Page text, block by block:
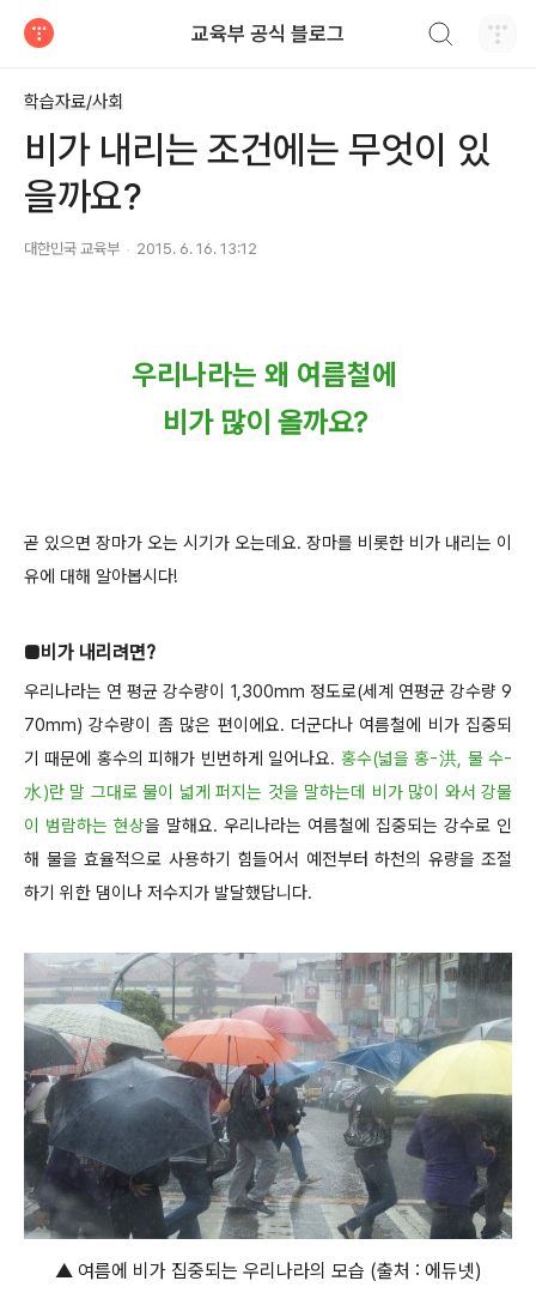
교육부 공식 블로그
학습자료/사회
비가 내리는 조건에는 무엇이 있
을까요?
대한민국 교육부 2015. 6. 16. 13:12
우리나라는 왜 여름철에
비가 많이 올까요?
곧 있으면 장마가 오는 시기가 오는데요. 장마를 비롯한 비가 내리는 이
유에 대해 알아봅시다!
■비가 내리려면?
우리나라는 연 평균 강수량이 1,300mm 정도로(세계 연평균 강수량 9
70mm) 강수량이 좀 많은 편이에요. 더군다나 여름철에 비가 집중되
기 때문에 홍수의 피해가 빈번하게 일어나요. 홍수(넓을 홍-洪, 물 수-
水)란 말 그대로 물이 넓게 퍼지는 것을 말하는데 비가 많이 와서 강물
이 범람하는 현상을 말해요. 우리나라는 여름철에 집중되는 강수로 인
해 물을 효율적으로 사용하기 힘들어서 예전부터 하천의 유량을 조절
하기 위한 댐이나 저수지가 발달했답니다.
▲ 여름에 비가 집중되는 우리나라의 모습 (출처 : 에듀넷)